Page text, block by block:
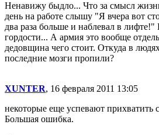
Ненавижу быдло... Что за смысл
день на работе слышу "Я вчера вот
два раза больше и наблевал в
гордости... А армия это вообще
дедовщина чего стоит. Откуда в
последние мозги пропили?
XUNTER, 16 февраля 2011 13:05
некоторые еще успевают прихватить
Большая ошибка.